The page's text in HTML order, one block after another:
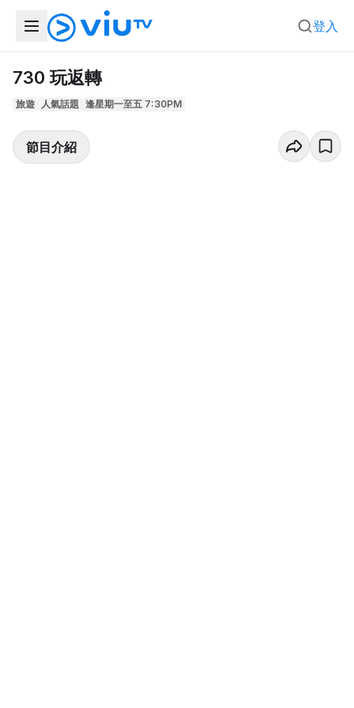
登入
730 玩返轉
旅遊 人氣話題 逢星期一至五 7:30PM
節目介紹